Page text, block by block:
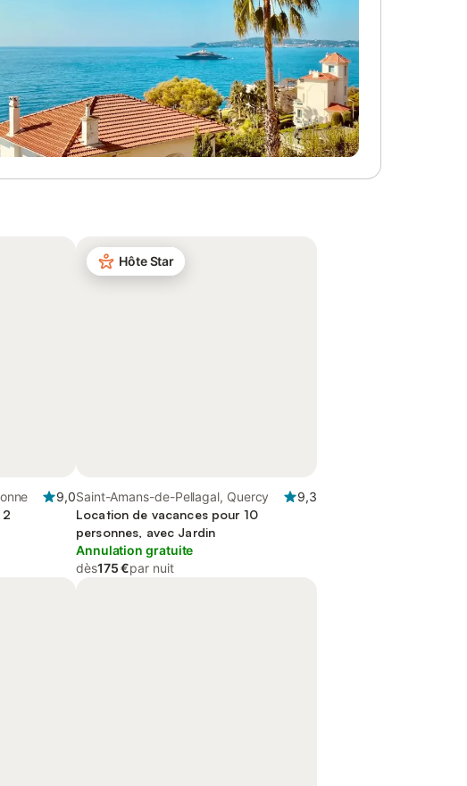
9,0
Hôte Star
Saint-Amans-de-Pellagal, Quercy
9,3
Location de vacances pour 10
personnes, avec Jardin
Annulation gratuite
dès175 €par nuit